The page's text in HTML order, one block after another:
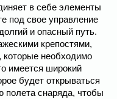
в себе элементы
под свое управление
и опасный путь.
крепостями,
необходимо
имеется широкий
будет открываться
полета снаряда, чтобы